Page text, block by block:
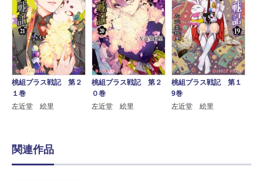
桃組プラス戦記 第２
１巻
左近堂 絵里
桃組プラス戦記 第２
０巻
左近堂 絵里
桃組プラス戦記 第１
9巻
左近堂 絵里
関連作品